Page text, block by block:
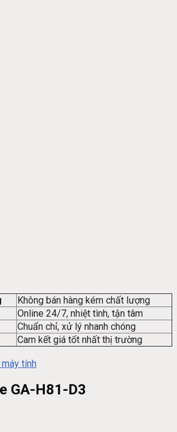
Không bán hàng kém chất lượng
Online 24/7, nhiệt tình, tận tâm
Chuẩn chỉ, xử lý nhanh chóng
Cam kết giá tốt nhất thị trường
máy tính
GA-H81-D3